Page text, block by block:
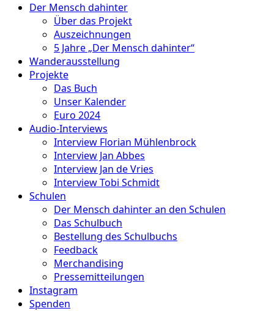
Der Mensch dahinter
Über das Projekt
Auszeichnungen
5 Jahre „Der Mensch dahinter“
Wanderausstellung
Projekte
Das Buch
Unser Kalender
Euro 2024
Audio-Interviews
Interview Florian Mühlenbrock
Interview Jan Abbes
Interview Jan de Vries
Interview Tobi Schmidt
Schulen
Der Mensch dahinter an den Schulen
Das Schulbuch
Bestellung des Schulbuchs
Feedback
Merchandising
Pressemitteilungen
Instagram
Spenden